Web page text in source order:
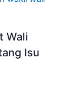
Wali
Isu